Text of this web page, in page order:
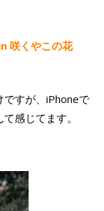
咲くやこの花
ですが、iPhoneで
感じてます。